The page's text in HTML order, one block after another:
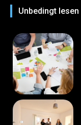
Unbedingt lesen